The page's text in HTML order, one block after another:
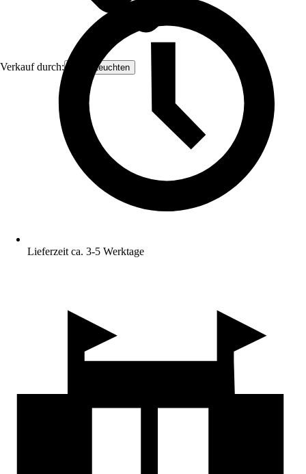
Verkauf durch: Orion Leuchten
Lieferzeit ca. 3-5 Werktage